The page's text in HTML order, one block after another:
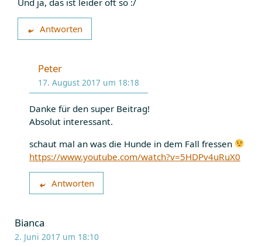
Und ja, das ist leider oft so :/
Antworten
Peter
17. August 2017 um 18:18
Danke für den super Beitrag!
Absolut interessant.
schaut mal an was die Hunde in dem Fall fressen
https://www.youtube.com/watch?v=5HDPv4uRuX0
Antworten
Bianca
2. Juni 2017 um 18:10